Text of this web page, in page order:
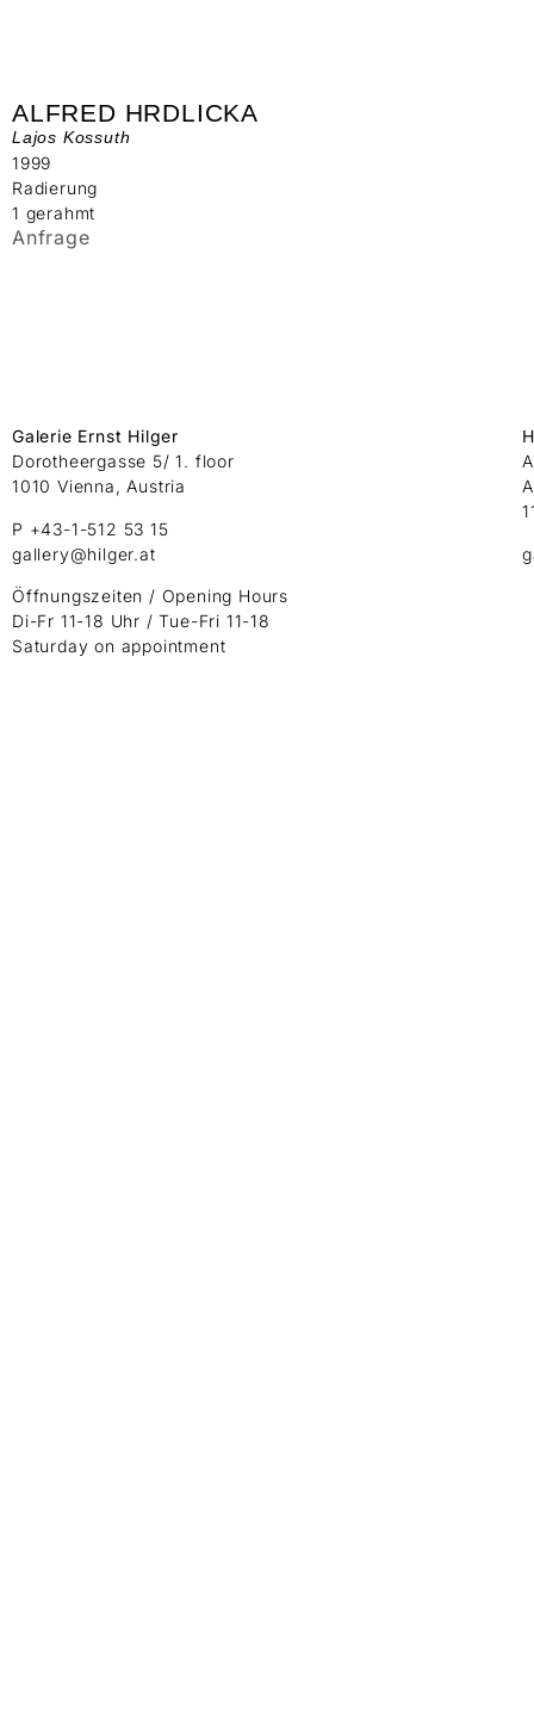
ALFRED HRDLICKA
Lajos Kossuth
1999
Radierung
1 gerahmt
Anfrage
Galerie Ernst Hilger
Dorotheergasse 5/ 1. floor
1010 Vienna, Austria
P +43-1-512 53 15
gallery@hilger.at
Öffnungszeiten / Opening Hours
Di-Fr 11-18 Uhr / Tue-Fri 11-18
Saturday on appointment